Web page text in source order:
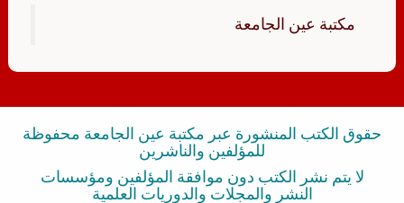
‏مكتبة عين الجامعة‏
حقوق الكتب المنشورة عبر مكتبة عين الجامعة محفوظة
للمؤلفين والناشرين
لا يتم نشر الكتب دون موافقة المؤلفين ومؤسسات
النشر والمجلات والدوريات العلمية